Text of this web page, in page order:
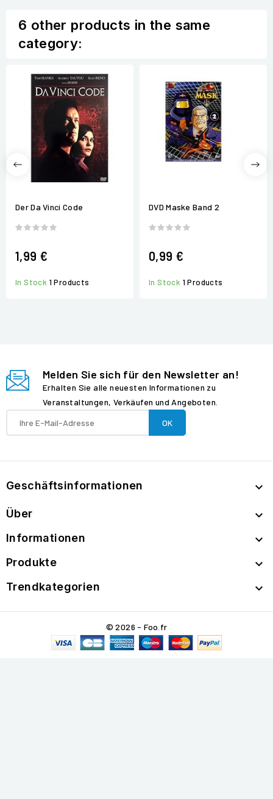
6 other products in the same
category:
Der Da Vinci Code
1,99 €
In Stock 1 Products
DVD Maske Band 2
0,99 €
In Stock 1 Products
Melden Sie sich für den Newsletter an!
Erhalten Sie alle neuesten Informationen zu
Veranstaltungen, Verkäufen und Angeboten.
Geschäftsinformationen 
Über 
Informationen 
Produkte 
Trendkategorien 
© 2026 - Foo.fr